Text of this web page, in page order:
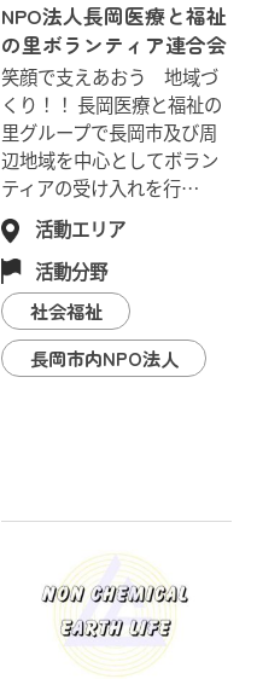
NPO法人長岡医療と福祉
の里ボランティア連合会
笑顔で支えあおう 地域づ
くり！！ 長岡医療と福祉の
里グループで長岡市及び周
辺地域を中心としてボラン
ティアの受け入れを行…
活動エリア
活動分野
社会福祉
長岡市内NPO法人